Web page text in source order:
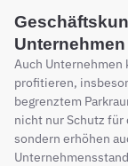
Unternehmen
Auch Unternehmen
profitieren,
begrenztem
nicht nur Schutz für
sondern erhöhen